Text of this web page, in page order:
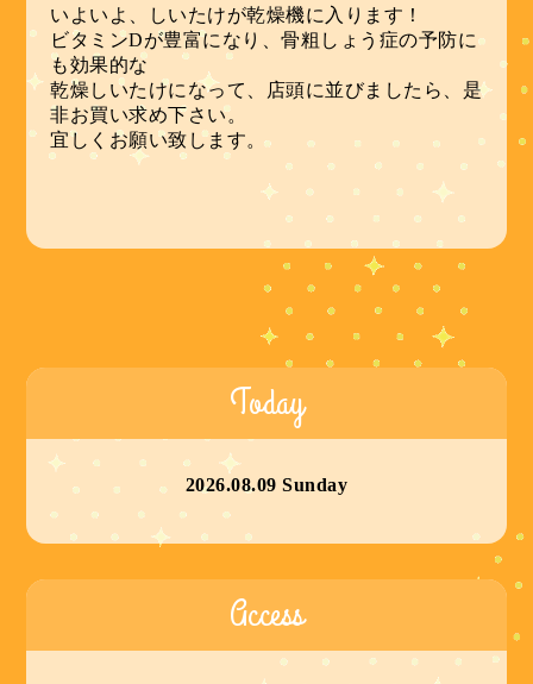
いよいよ、しいたけが乾燥機に入ります！
ビタミンDが豊富になり、骨粗しょう症の予防に
も効果的な
乾燥しいたけになって、店頭に並びましたら、是
非お買い求め下さい。
宜しくお願い致します。
Today
2026.08.09 Sunday
Access